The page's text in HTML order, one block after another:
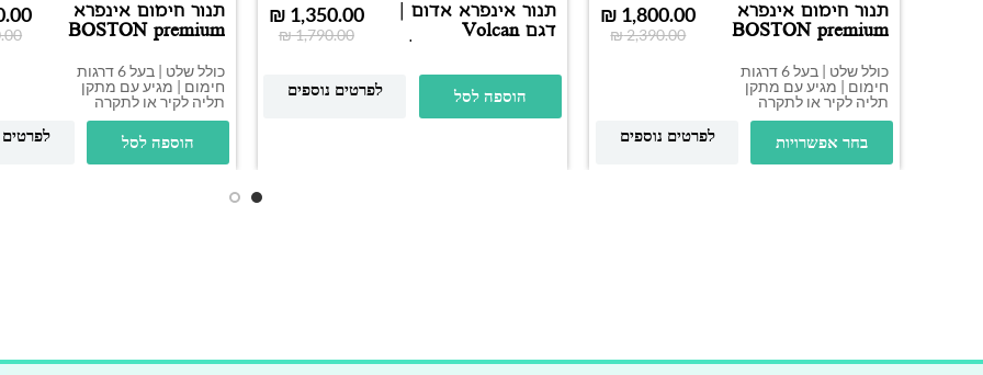
תנור חימום אינפרא
BOSTON premium
כולל שלט | בעל 6 דרגות
חימום | מגיע עם מתקן
תליה לקיר או לתקרה
₪2,390.00
₪ 1,800.00
בחר אפשרויות לפרטים נוספים
תנור אינפרא אדום |
דגם Volcan
שחור מט
₪1,790.00
₪ 1,350.00
הוספה לסל לפרטים נוספים
תנור חימום אינפרא
BOSTON premium
כולל שלט | בעל 6 דרגות
חימום | מגיע עם מתקן
תליה לקיר או לתקרה
הוספה לסל לפרטים